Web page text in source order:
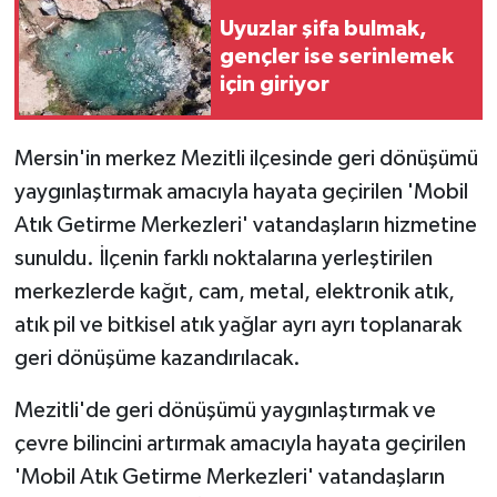
Uyuzlar şifa bulmak,
gençler ise serinlemek
için giriyor
Mersin'in merkez Mezitli ilçesinde geri dönüşümü
yaygınlaştırmak amacıyla hayata geçirilen 'Mobil
Atık Getirme Merkezleri' vatandaşların hizmetine
sunuldu. İlçenin farklı noktalarına yerleştirilen
merkezlerde kağıt, cam, metal, elektronik atık,
atık pil ve bitkisel atık yağlar ayrı ayrı toplanarak
geri dönüşüme kazandırılacak.
Mezitli'de geri dönüşümü yaygınlaştırmak ve
çevre bilincini artırmak amacıyla hayata geçirilen
'Mobil Atık Getirme Merkezleri' vatandaşların